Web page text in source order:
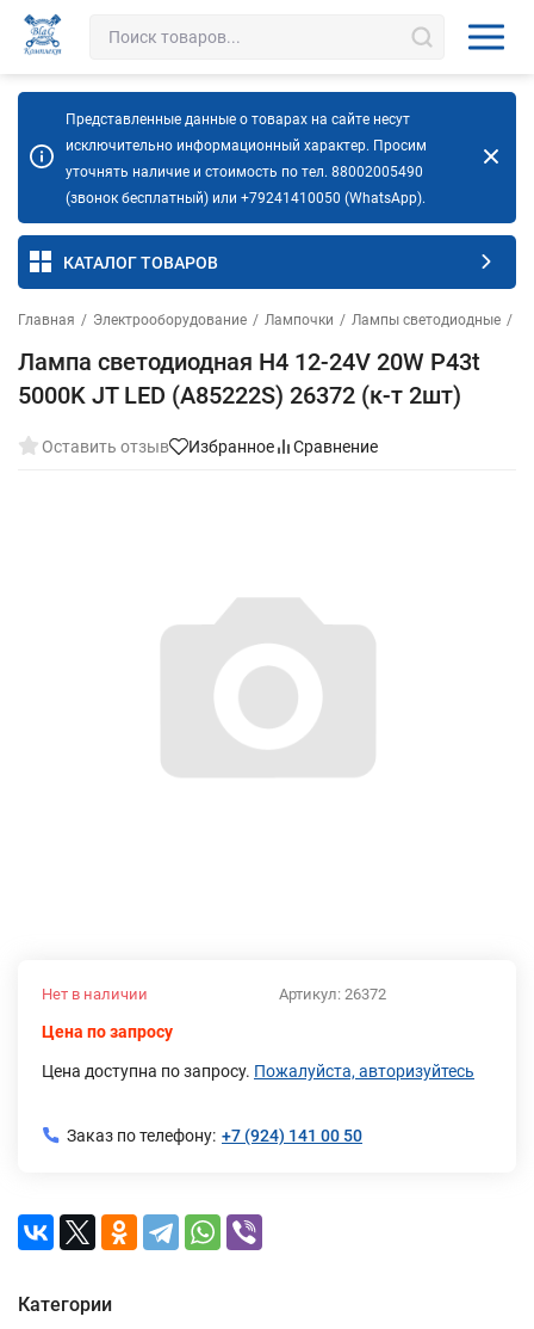
Представленные данные о товарах на сайте несут
исключительно информационный характер. Просим
уточнять наличие и стоимость по тел. 88002005490
(звонок бесплатный) или +79241410050 (WhatsApp).
КАТАЛОГ ТОВАРОВ
Главная / Электрооборудование / Лампочки / Лампы светодиодные /
Лампа светодиодная H4 12-24V 20W P43t
5000K JT LED (A85222S) 26372 (к-т 2шт)
Оставить отзыв Избранное Сравнение
Артикул: 26372
Нет в наличии
Цена по запросу
Цена доступна по запросу. Пожалуйста, авторизуйтесь
Заказ по телефону: +7 (924) 141 00 50
Категории